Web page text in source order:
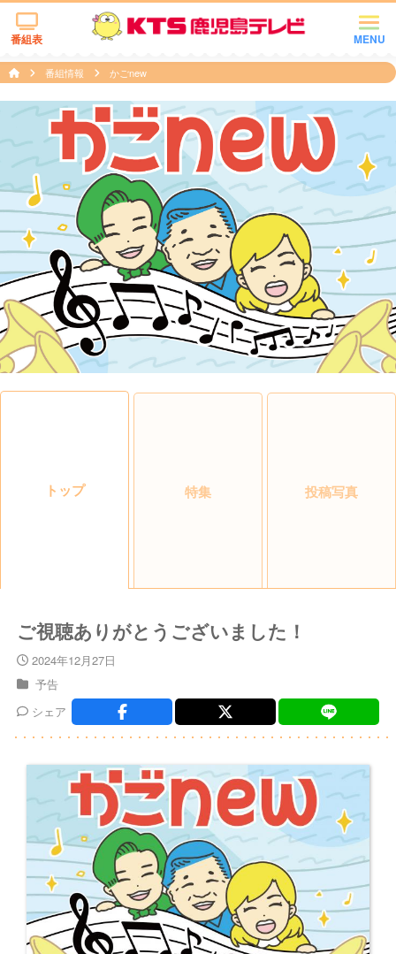
MENU
番組表
番組情報 かごnew
トップ 特集 投稿写真
ご視聴ありがとうございました！
2024年12月27日
予告
シェア